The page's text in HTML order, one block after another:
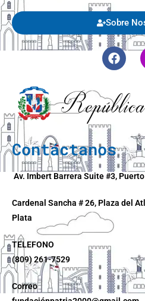
Sobre
Contáctanos
Av. Imbert Barrera Suite #3,
Cardenal Sancha # 26, Plaza del
Plata
TELEFONO
(809) 261-7529
Correo